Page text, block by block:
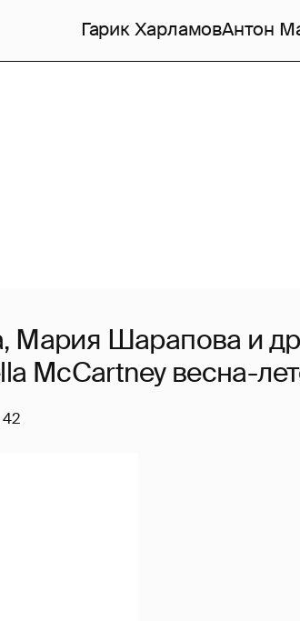
Гарик ХарламовАнтон
Мария Шарапова и
McCartney весна-
42